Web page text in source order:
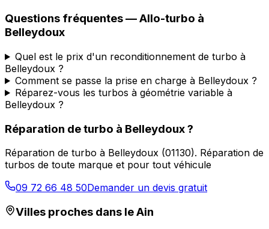
Questions fréquentes —Allo-turbo à
Belleydoux
Quel est le prix d'un reconditionnement de turbo à
Belleydoux ?
Comment se passe la prise en charge à Belleydoux ?
Réparez-vous les turbos à géométrie variable à
Belleydoux ?
Réparation de turbo à Belleydoux?
Réparation de turbo à Belleydoux (01130). Réparation de
turbos de toute marque et pour tout véhicule
09 72 66 48 50Demander un devis gratuit
Villes proches dans leAin